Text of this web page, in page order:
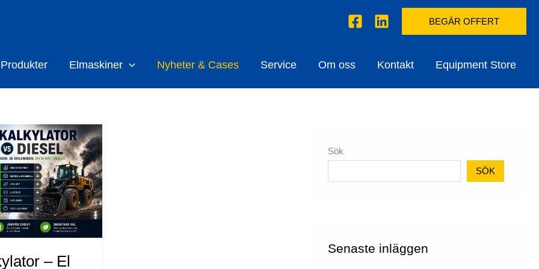
BEGÄR OFFERT
Produkter Elmaskiner Nyheter & Cases Service Om oss Kontakt Equipment Store
– El
Sök
SÖK
Senaste inläggen